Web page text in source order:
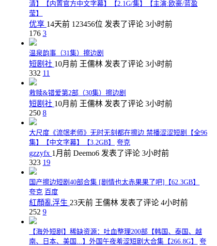
清】【内置官方中文字幕】【2.1G/集】【主演:欧豪/蓝盈
莹】
优享 14天前 123456位 发表了评论 3小时前
176 3
温泉韵事（31集）擦边剧
短剧社 10月前 王儒林 发表了评论 3小时前
332 11
救赎&错爱第2部（30集）擦边剧
短剧社 10月前 王儒林 发表了评论 3小时前
250 8
大尺度《流氓老师》无时无刻都在擦边 禁播涩涩短剧【全96
集】【中文字幕】【3.2GB】
夸克
gzzyfx 1月前 Deemo6 发表了评论 3小时前
323 19
国产擦边短剧40部合集 [剧情也太赤果果了吧]【62.3GB】
夸克 百度
紅顏亂浮生 23天前 王儒林 发表了评论 4小时前
252 9
【海外短剧】稀缺资源：吐血整理200部【韩国、泰国、越
南、日本、美国...】外国午夜羞涩短剧大合集【266.8G】
夸